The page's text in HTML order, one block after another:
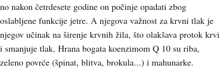
no nakon četrdesete godine on počinje opadati zbog
oslabljene funkcije jetre. A njegova važnost za krvni tlak je
njegov učinak na širenje krvnih žila, što olakšava protok krvi
i smanjuje tlak. Hrana bogata koenzimom Q 10 su riba,
zeleno povrće (špinat, blitva, brokula...) i mahunarke.